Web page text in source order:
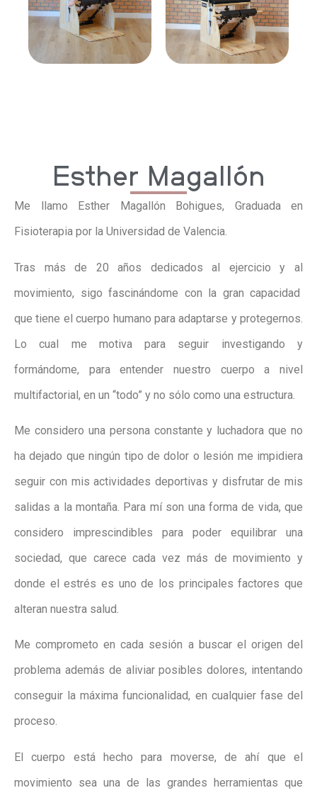
Esther Magallón
Me llamo Esther Magallón Bohigues, Graduada en
Fisioterapia por la Universidad de Valencia.
Tras más de 20 años dedicados al ejercicio y al
movimiento, sigo fascinándome con la gran capacidad
que tiene el cuerpo humano para adaptarse y protegernos.
Lo cual me motiva para seguir investigando y
formándome, para entender nuestro cuerpo a nivel
multifactorial, en un “todo” y no sólo como una estructura.
Me considero una persona constante y luchadora que no
ha dejado que ningún tipo de dolor o lesión me impidiera
seguir con mis actividades deportivas y disfrutar de mis
salidas a la montaña. Para mí son una forma de vida, que
considero imprescindibles para poder equilibrar una
sociedad, que carece cada vez más de movimiento y
donde el estrés es uno de los principales factores que
alteran nuestra salud.
Me comprometo en cada sesión a buscar el origen del
problema además de aliviar posibles dolores, intentando
conseguir la máxima funcionalidad, en cualquier fase del
proceso.
El cuerpo está hecho para moverse, de ahí que el
movimiento sea una de las grandes herramientas que